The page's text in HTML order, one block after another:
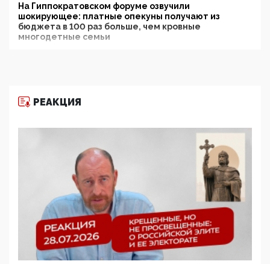
На Гиппократовском форуме озвучили
шокирующее: платные опекуны получают из
бюджета в 100 раз больше, чем кровные
многодетные семьи
11:53, 09 Июня 2026
деятельность ИИТО ЮНЕСКО в России, но
цифроглобалисты продолжают определять
повестку в образовании
09:43, 01 Июня 2026
5G за счет здоровья граждан: Минцифры намерено
отобрать у регионов и муниципалитетов право
защищать жилые дома и социальные объекты от
05:58, 26 Мая 2026
Роскомнадзор освободили от борца с
деструктивным и опасным контентом
РЕАКЦИЯ